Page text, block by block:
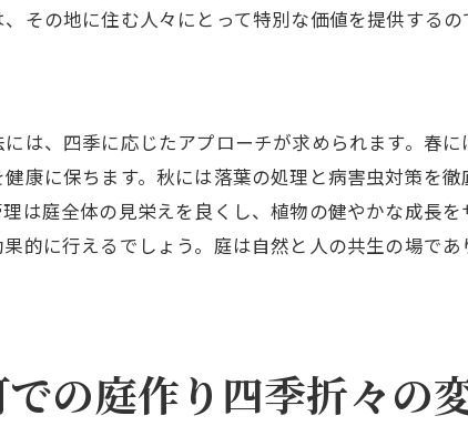
物と構造物の調和を図る配置
力的な庭を実現するための配置のコツ
の四季を取り入れた造園の魅力庭作りのヒント集
節ごとの庭の楽しみ方
季折々のイベントと庭活用法
節に応じた庭のメンテナンス方法
その地に住む人々にとって特別な価値を提供するの
は、四季に応じたアプローチが求められます。春
康に保ちます。秋には落葉の処理と病害虫対策を
は庭全体の見栄えを良くし、植物の健やかな成長
的に行えるでしょう。庭は自然と人の共生の場で
の庭作り四季折々の